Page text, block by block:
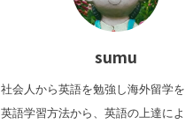
sumu
社会人から英語を勉強し海外留学
英語学習方法から、英語の上達に